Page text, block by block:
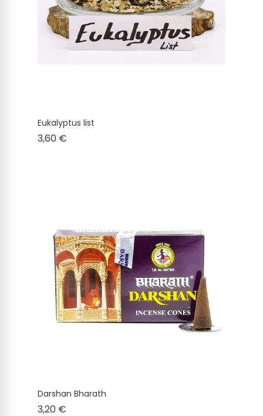
Eukalyptus list
3,60 €
Darshan Bharath
3,20 €